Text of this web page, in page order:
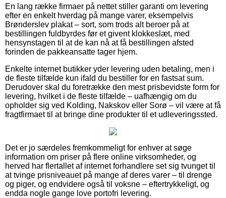
En lang række firmaer på nettet stiller garanti om levering
efter en enkelt hverdag på mange varer, eksempelvis
Brønderslev plakat – sort, som trods alt beroer på at
bestillingen fuldbyrdes før et givent klokkeslæt, med
hensynstagen til at de kan nå at få bestillingen afsted
forinden de pakkeansatte tager hjem.
Enkelte internet butikker yder levering uden betaling, men i
de fleste tilfælde kun ifald du bestiller for en fastsat sum.
Derudover skal du foretrække den mest prisbevidste form for
levering, hvilket i de fleste tilfælde – uafhængig om du
opholder sig ved Kolding, Nakskov eller Sorø – vil være at få
fragtfirmaet til at bringe dine produkter til et udleveringssted.
Det er jo særdeles fremkommeligt for enhver at søge
information om priser på flere online virksomheder, og
herved har flertallet af internet forhandlere set sig tvunget til
at tvinge prisniveauet på mange af deres varer – til drenge
og piger, og endvidere også til voksne – eftertrykkeligt, og
endda nogle gange love portofri levering.